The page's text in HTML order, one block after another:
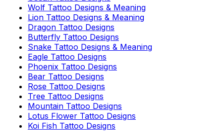
Wolf Tattoo Designs & Meaning
Lion Tattoo Designs & Meaning
Dragon Tattoo Designs
Butterfly Tattoo Designs
Snake Tattoo Designs & Meaning
Eagle Tattoo Designs
Phoenix Tattoo Designs
Bear Tattoo Designs
Rose Tattoo Designs
Tree Tattoo Designs
Mountain Tattoo Designs
Lotus Flower Tattoo Designs
Koi Fish Tattoo Designs